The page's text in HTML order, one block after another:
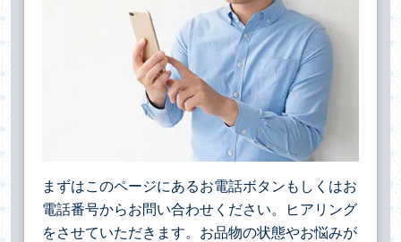
まずはこのページにあるお電話ボタンもしくはお
電話番号からお問い合わせください。ヒアリング
をさせていただきます。お品物の状態やお悩みが